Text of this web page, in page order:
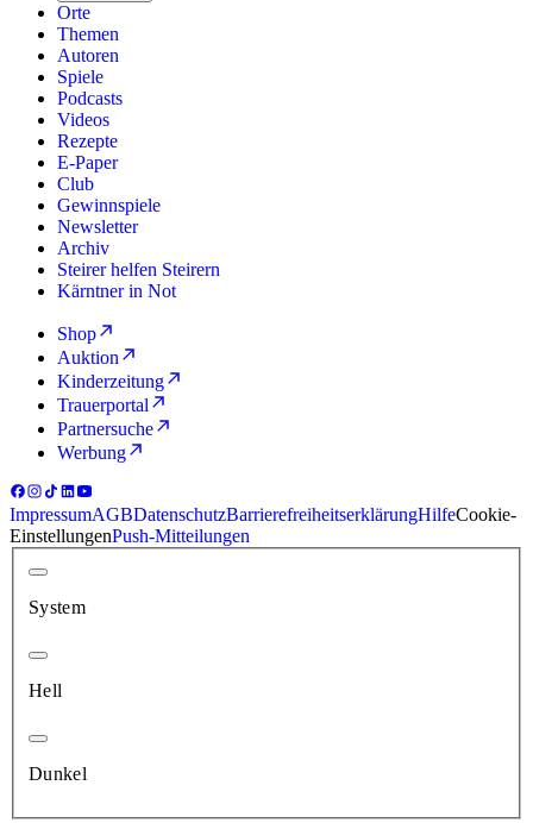
Orte
Themen
Autoren
Spiele
Podcasts
Videos
Rezepte
E-Paper
Club
Gewinnspiele
Newsletter
Archiv
Steirer helfen Steirern
Kärntner in Not
Shop
Auktion
Kinderzeitung
Trauerportal
Partnersuche
Werbung
ImpressumAGBDatenschutzBarrierefreiheitserklärungHilfeCookie-
EinstellungenPush-Mitteilungen
System
Hell
Dunkel